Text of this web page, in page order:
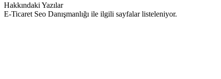
Hakkındaki Yazılar
E-Ticaret Seo Danışmanlığı ile ilgili sayfalar listeleniyor.